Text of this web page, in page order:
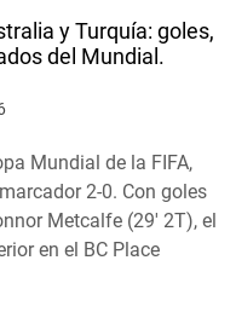
y Turquía: goles,
del Mundial.
Mundial de la FIFA,
2-0. Con goles
Metcalfe (29′ 2T), el
en el BC Place